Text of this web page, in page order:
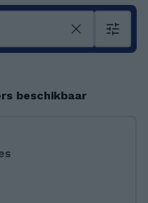
beschikbaar